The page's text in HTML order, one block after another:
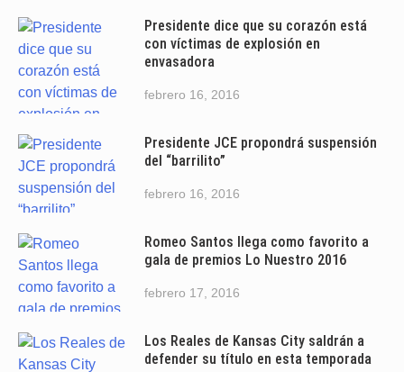
Presidente dice que su corazón está
con víctimas de explosión en
envasadora
febrero 16, 2016
Presidente JCE propondrá suspensión
del “barrilito”
febrero 16, 2016
Romeo Santos llega como favorito a
gala de premios Lo Nuestro 2016
febrero 17, 2016
Los Reales de Kansas City saldrán a
defender su título en esta temporada